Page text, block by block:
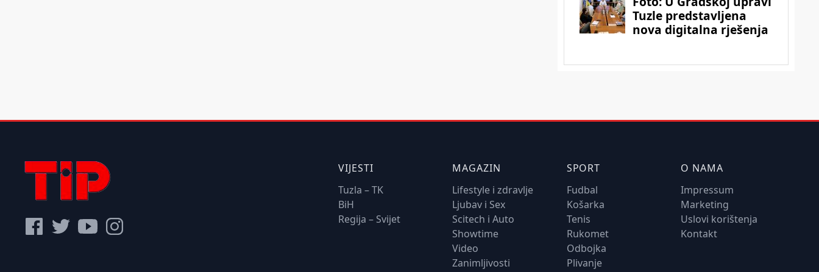
VIJESTI
Tuzla – TK
BiH
Regija – Svijet
MAGAZIN
Lifestyle i zdravlje
Ljubav i Sex
Scitech i Auto
Showtime
Video
Zanimljivosti
SPORT
Fudbal
Košarka
Tenis
Rukomet
Odbojka
Plivanje
O NAMA
Impressum
Marketing
Uslovi korištenja
Kontakt